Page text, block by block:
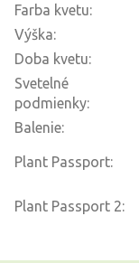
Farba kvetu:
Výška:
Doba kvetu:
Svetelné
podmienky:
Balenie:
Plant Passport:
Plant Passport 2: